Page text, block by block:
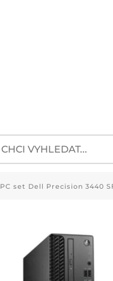
PC set Dell Precision 3440